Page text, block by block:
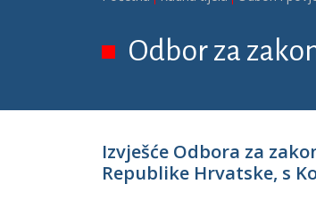
Odbor za
Izvješće Odbora za
Republike Hrvatske, s